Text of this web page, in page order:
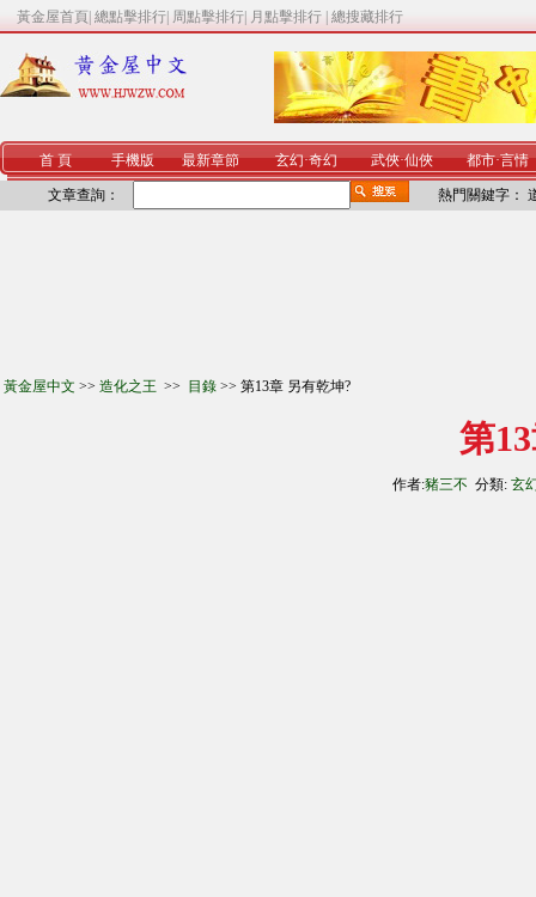
黃金屋首頁 總點擊排行 周點擊排行 月點擊排行 總搜藏排行
首 頁 手機版 最新章節 玄幻·奇幻 武俠·仙俠 都市·言情
文章查詢： 熱門關鍵字：
黃金屋中文 >> 造化之王 >> 目錄 >> 第13章 另有乾坤?
第
作者:豬三不 分類: 玄